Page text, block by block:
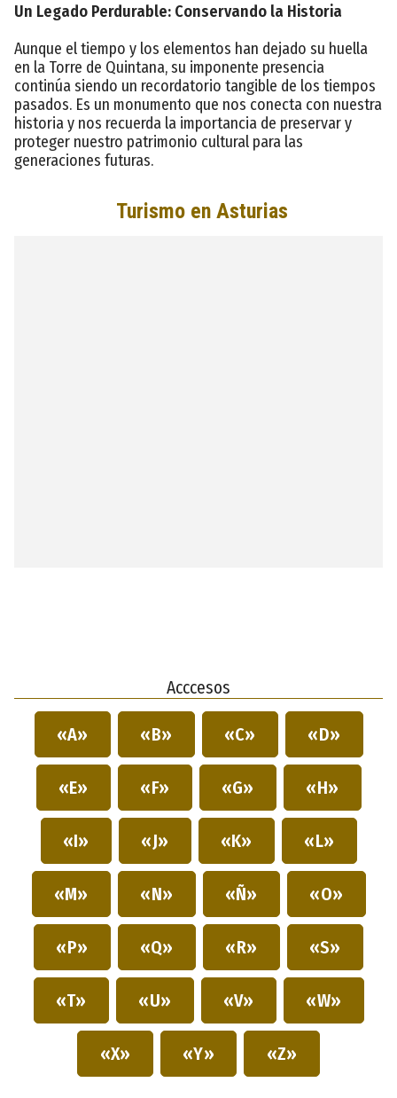
Un Legado Perdurable: Conservando la Historia
Aunque el tiempo y los elementos han dejado su huella
en la Torre de Quintana, su imponente presencia
continúa siendo un recordatorio tangible de los tiempos
pasados. Es un monumento que nos conecta con nuestra
historia y nos recuerda la importancia de preservar y
proteger nuestro patrimonio cultural para las
generaciones futuras.
Acccesos
«A» «B» «C» «D»
«E» «F» «G» «H»
«I» «J» «K» «L»
«M» «N» «Ñ» «O»
«P» «Q» «R» «S»
«T» «U» «V» «W»
«X» «Y» «Z»